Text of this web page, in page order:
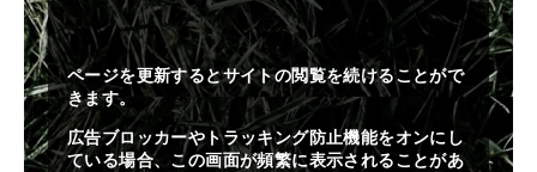
ページを更新するとサイトの閲覧を続けることがで
きます。
広告ブロッカーやトラッキング防止機能をオンにし
ている場合、この画面が頻繁に表示されることがあ